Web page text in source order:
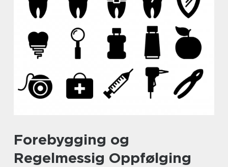
Forebygging og
Regelmessig Oppfølging